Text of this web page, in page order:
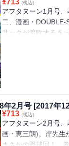
ロードに時間がかか
¥713 (税込)
アフタヌーン1月号
二、漫画・DOUBLE-
サックが渡欧するき
目。そしていよいよ
と土田くん』(豆田
によりダウンロード
年2月号 [2017年
¥713 (税込)
アフタヌーン2月号
画・恵三朗)。岸先生